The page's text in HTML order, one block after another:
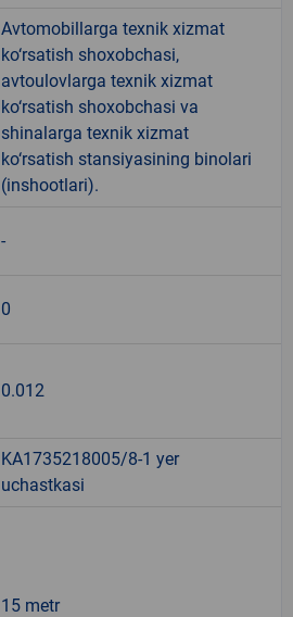
Avtomobillarga texnik xizmat
ko‘rsatish shoxobchasi,
avtoulovlarga texnik xizmat
ko‘rsatish shoxobchasi va
shinalarga texnik xizmat
ko‘rsatish stansiyasining binolari
(inshootlari).
-
0
0.012
KA1735218005/8-1 yer
uchastkasi
15 metr